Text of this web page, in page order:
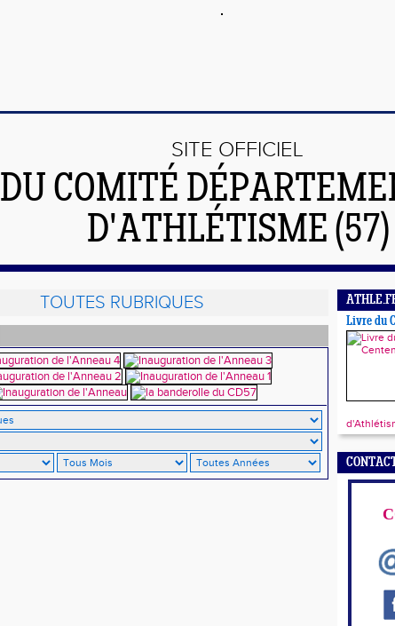
SITE OFFICIEL
DU COMITÉ
D'ATHLÉTISME (57)
TOUTES RUBRIQUES
Livre du